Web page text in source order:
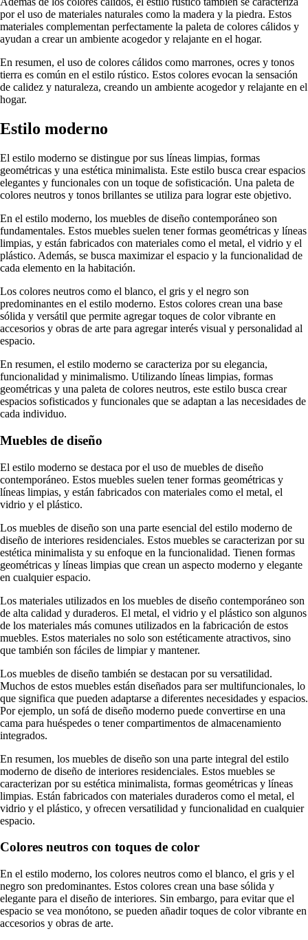
por el uso de materiales naturales como la madera y la piedra. Estos
materiales complementan perfectamente la paleta de colores cálidos y
ayudan a crear un ambiente acogedor y relajante en el hogar.
En resumen, el uso de colores cálidos como marrones, ocres y tonos
tierra es común en el estilo rústico. Estos colores evocan la sensación
de calidez y naturaleza, creando un ambiente acogedor y relajante en el
hogar.
Estilo moderno
El estilo moderno se distingue por sus líneas limpias, formas
geométricas y una estética minimalista. Este estilo busca crear espacios
elegantes y funcionales con un toque de sofisticación. Una paleta de
colores neutros y tonos brillantes se utiliza para lograr este objetivo.
En el estilo moderno, los muebles de diseño contemporáneo son
fundamentales. Estos muebles suelen tener formas geométricas y líneas
limpias, y están fabricados con materiales como el metal, el vidrio y el
plástico. Además, se busca maximizar el espacio y la funcionalidad de
cada elemento en la habitación.
Los colores neutros como el blanco, el gris y el negro son
predominantes en el estilo moderno. Estos colores crean una base
sólida y versátil que permite agregar toques de color vibrante en
accesorios y obras de arte para agregar interés visual y personalidad al
espacio.
En resumen, el estilo moderno se caracteriza por su elegancia,
funcionalidad y minimalismo. Utilizando líneas limpias, formas
geométricas y una paleta de colores neutros, este estilo busca crear
espacios sofisticados y funcionales que se adaptan a las necesidades de
cada individuo.
Muebles de diseño
El estilo moderno se destaca por el uso de muebles de diseño
contemporáneo. Estos muebles suelen tener formas geométricas y
líneas limpias, y están fabricados con materiales como el metal, el
vidrio y el plástico.
Los muebles de diseño son una parte esencial del estilo moderno de
diseño de interiores residenciales. Estos muebles se caracterizan por su
estética minimalista y su enfoque en la funcionalidad. Tienen formas
geométricas y líneas limpias que crean un aspecto moderno y elegante
en cualquier espacio.
Los materiales utilizados en los muebles de diseño contemporáneo son
de alta calidad y duraderos. El metal, el vidrio y el plástico son algunos
de los materiales más comunes utilizados en la fabricación de estos
muebles. Estos materiales no solo son estéticamente atractivos, sino
que también son fáciles de limpiar y mantener.
Los muebles de diseño también se destacan por su versatilidad.
Muchos de estos muebles están diseñados para ser multifuncionales, lo
que significa que pueden adaptarse a diferentes necesidades y espacios.
Por ejemplo, un sofá de diseño moderno puede convertirse en una
cama para huéspedes o tener compartimentos de almacenamiento
integrados.
En resumen, los muebles de diseño son una parte integral del estilo
moderno de diseño de interiores residenciales. Estos muebles se
caracterizan por su estética minimalista, formas geométricas y líneas
limpias. Están fabricados con materiales duraderos como el metal, el
vidrio y el plástico, y ofrecen versatilidad y funcionalidad en cualquier
espacio.
Colores neutros con toques de color
En el estilo moderno, los colores neutros como el blanco, el gris y el
negro son predominantes. Estos colores crean una base sólida y
elegante para el diseño de interiores. Sin embargo, para evitar que el
espacio se vea monótono, se pueden añadir toques de color vibrante en
accesorios y obras de arte.